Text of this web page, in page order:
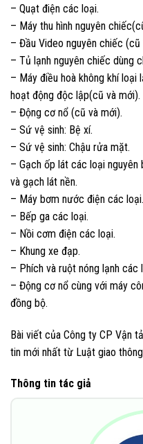
– Quạt điện các loại.
– Máy thu hình nguyên
– Đầu Video nguyên chiếc (cũ
– Tủ lạnh nguyên chiếc dùng
– Máy điều hoà không khí
hoạt động độc lập(cũ và mới).
– Động cơ nổ (cũ và mới).
– Sứ vệ sinh: Bệ xí.
– Sứ vệ sinh: Chậu rửa mặt.
– Gạch ốp lát các loại
và gạch lát nền.
– Máy bơm nước điện các loại.
– Bếp ga các loại.
– Nồi cơm điện các loại.
– Khung xe đạp.
– Phích và ruột nóng lạnh các
– Động cơ nổ cùng với máy
đồng bộ.
Bài viết của Công ty CP Vận
tin mới nhất từ Luật giao
Thông tin tác giả